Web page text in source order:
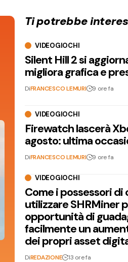
Ti potrebbe
VIDEOGIOCHI
Silent Hill 2 si
migliora grafica e
DiFRANCESCO LEMURI 9 ore fa
VIDEOGIOCHI
Firewatch lascerà
agosto: ultima
DiFRANCESCO LEMURI 9 ore fa
VIDEOGIOCHI
Come i possessori
utilizzare SHRMiner
opportunità di
facilmente un
dei propri asset
DiREDAZIONE 13 ore fa